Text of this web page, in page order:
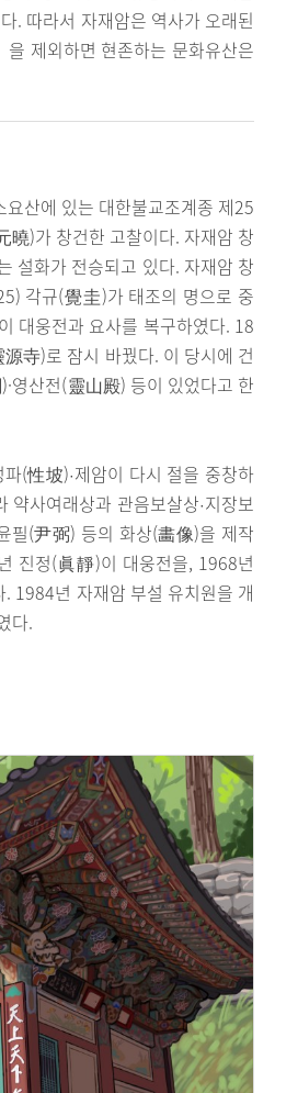
. 따라서 자재암은 역사가 오래된
제외하면 현존하는 문화유산은
산에 있는 대한불교조계종 제25
曉)가 창건한 고찰이다. 자재암 창
설화가 전승되고 있다. 자재암 창
각규(覺圭)가 태조의 명으로 중
대웅전과 요사를 복구하였다. 18
寺)로 잠시 바꿨다. 이 당시에 건
영산전(靈山殿) 등이 있었다고 한
파(性坡)·제암이 다시 절을 중창하
약사여래상과 관음보살상·지장보
필(尹弼) 등의 화상(畵像)을 제작
진정(眞靜)이 대웅전을, 1968년
1984년 자재암 부설 유치원을 개
다.